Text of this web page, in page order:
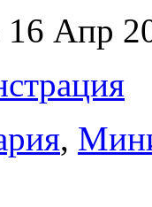
16 Апр
,